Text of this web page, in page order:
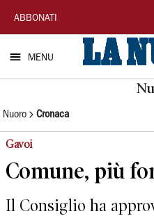
La
Nuova
Sardegna
ABBONATI
MENU
Nuoro Cronaca
Gavoi
Comune, più
Il Consiglio ha